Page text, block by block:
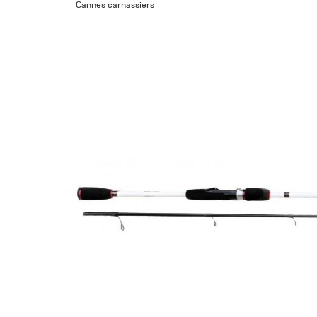
Cannes carnassiers